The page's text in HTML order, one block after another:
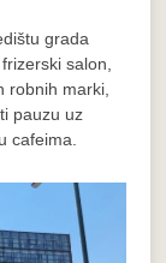
grada
salon,
robnih marki,
pauzu uz
cafeima.